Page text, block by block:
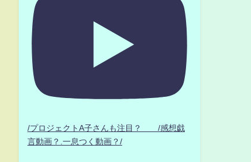
/プロジェクトA子さんも注目？ /感想戯
言動画？.一息つく動画？/